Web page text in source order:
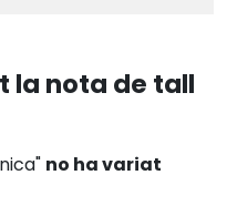
la nota de tall
no ha variat